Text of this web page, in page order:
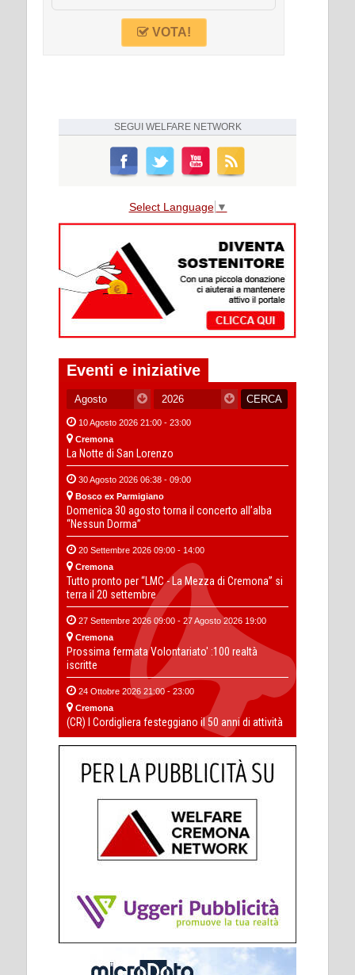
VOTA!
SEGUI WELFARE NETWORK
Select Language ▼
Eventi e iniziative
10 Agosto 2026 21:00 - 23:00
Cremona
La Notte di San Lorenzo
30 Agosto 2026 06:38 - 09:00
Bosco ex Parmigiano
Domenica 30 agosto torna il concerto all’alba
“Nessun Dorma”
20 Settembre 2026 09:00 - 14:00
Cremona
Tutto pronto per “LMC - La Mezza di Cremona” si
terra il 20 settembre
27 Settembre 2026 09:00 - 27 Agosto 2026 19:00
Cremona
Prossima fermata Volontariato' :100 realtà
iscritte
24 Ottobre 2026 21:00 - 23:00
Cremona
(CR) I Cordigliera festeggiano il 50 anni di attività